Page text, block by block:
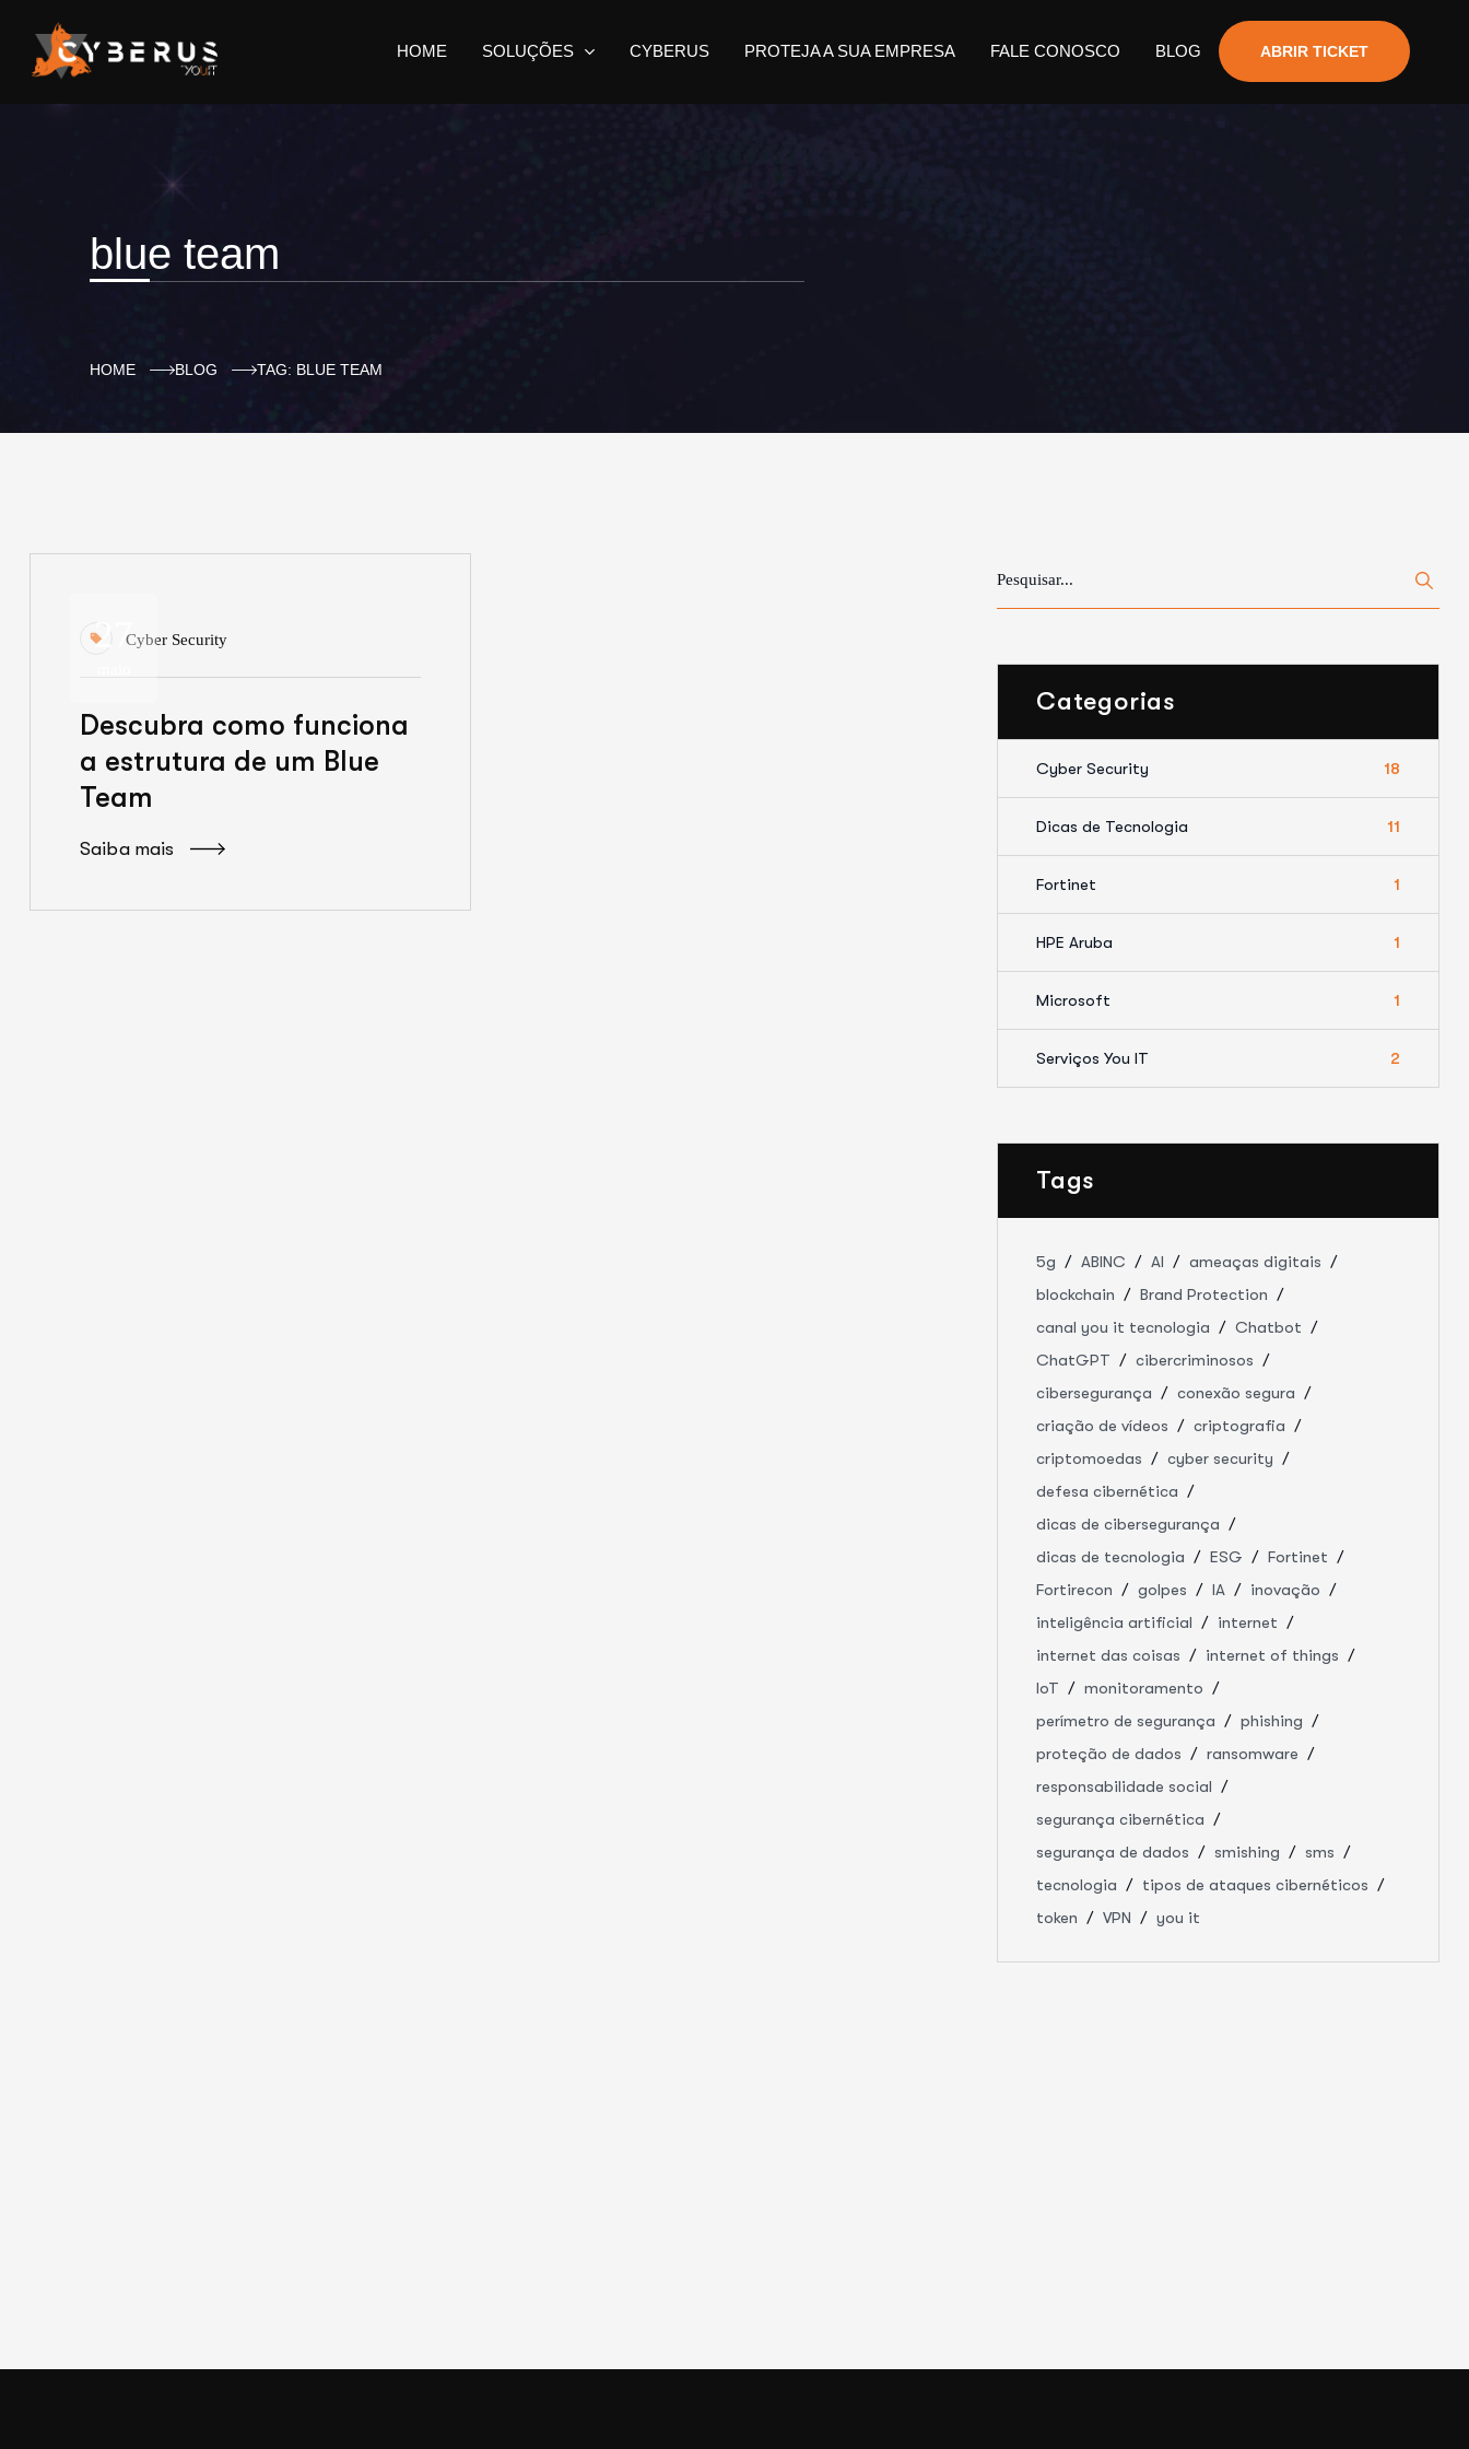
HOME SOLUÇÕES CYBERUS PROTEJA A SUA EMPRESA FALE CONOSCO BLOG ABRIR TICKET
blue team
HOME BLOG TAG: BLUE TEAM
27Cyber Security
Descubra como funciona
a estrutura de um Blue
Team
Saiba mais
Categorias
Cyber Security 18
Dicas de Tecnologia 11
Fortinet 1
HPE Aruba 1
Microsoft 1
Serviços You IT 2
Tags
5g ABINC AI
ameaças digitais
blockchain
Brand Protection
canal you it tecnologia
Chatbot
ChatGPT
cibercriminosos
cibersegurança
conexão segura
criação de vídeos
criptografia
criptomoedas
cyber security
defesa cibernética
dicas de cibersegurança
dicas de tecnologia
ESG
Fortinet
Fortirecon
golpes IA
inovação
inteligência artificial
internet
internet das coisas
internet of things
IoT
monitoramento
perímetro de segurança
phishing
proteção de dados
ransomware
responsabilidade social
segurança cibernética
segurança de dados
smishing
sms
tecnologia
tipos de ataques cibernéticos
token
VPN you it